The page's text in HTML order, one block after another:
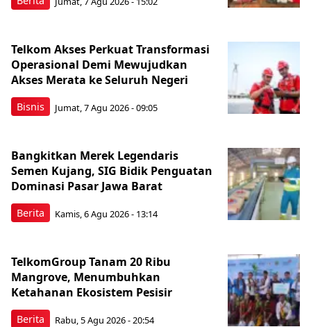
Bisnis
Telkom Akses Perkuat Transformasi
Operasional Demi Mewujudkan
Akses Merata ke Seluruh Negeri
Jumat, 7 Agu 2026 - 09:05
Berita
Bangkitkan Merek Legendaris
Semen Kujang, SIG Bidik Penguatan
Dominasi Pasar Jawa Barat
Kamis, 6 Agu 2026 - 13:14
Berita
TelkomGroup Tanam 20 Ribu
Mangrove, Menumbuhkan
Ketahanan Ekosistem Pesisir
Rabu, 5 Agu 2026 - 20:54